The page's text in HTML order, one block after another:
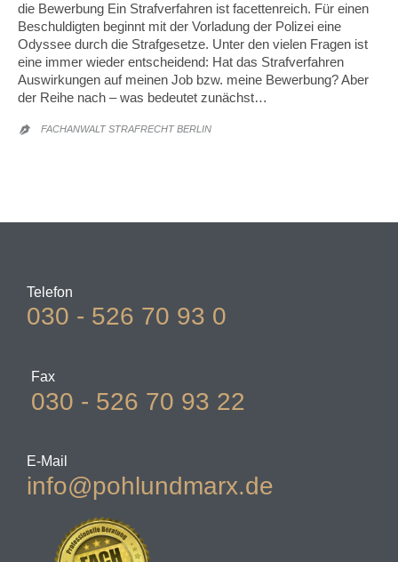
die Bewerbung Ein Strafverfahren ist facettenreich. Für einen
Beschuldigten beginnt mit der Vorladung der Polizei eine
Odyssee durch die Strafgesetze. Unter den vielen Fragen ist
eine immer wieder entscheidend: Hat das Strafverfahren
Auswirkungen auf meinen Job bzw. meine Bewerbung? Aber
der Reihe nach – was bedeutet zunächst…
 FACHANWALT STRAFRECHT BERLIN
Telefon
030 - 526 70 93 0
Fax
030 - 526 70 93 22
E-Mail
info@pohlundmarx.de